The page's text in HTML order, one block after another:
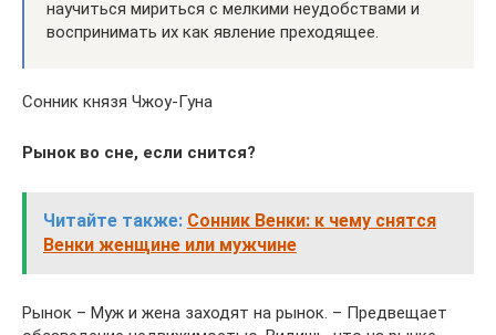
научиться мириться с мелкими неудобствами и
воспринимать их как явление преходящее.
Сонник князя Чжоу-Гуна
Рынок во сне, если снится?
Читайте также: Сонник Венки: к чему снятся
Венки женщине или мужчине
Рынок – Муж и жена заходят на рынок. – Предвещает